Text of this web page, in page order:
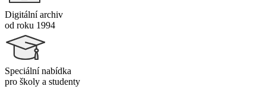
Digitální archiv
od roku 1994
Speciální nabídka
pro školy a studenty